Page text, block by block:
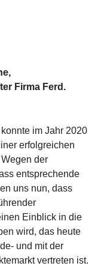
Firma Ferd.
im Jahr 2020
erfolgreichen
der
entsprechende
uns nun, dass
Einblick in die
wird, das heute
und mit der
vertreten ist.